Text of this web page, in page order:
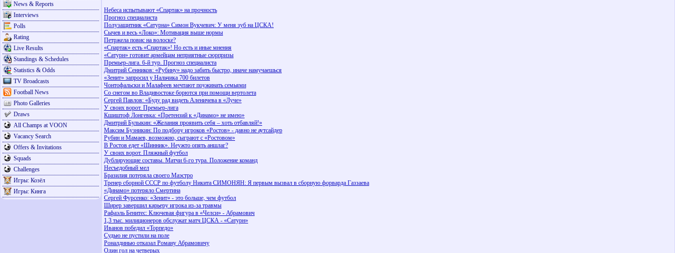
News & Reports
Interviews
Polls
Rating
Live Results
Standings & Schedules
Statistics & Odds
TV Broadcasts
Football News
Photo Galleries
Draws
All Champs at VOON
Vacancy Search
Offers & Invitations
Squads
Challenges
Игры: Козёл
Игры: Кинга
Небеса испытывают «Спартак» на прочность
Прогноз специалиста
Полузащитник «Сатурна» Симон Вукчевич: У меня зуб на ЦСКА!
Сычев и весь «Локо»: Мотивация выше нормы
Петржела повис на волоске?
«Спартак» есть «Спартак»! Но есть и иные мнения
«Сатурн» готовит армейцам неприятные сюрпризы
Премьер-лига. 6-й тур. Прогноз специалиста
Дмитрий Сенников: «Рубину» надо забить быстро, иначе намучаешься
«Зенит» запросил у Нальчика 700 билетов
Чонтофальски и Малафеев мечтают поужинать семьями
Со снегом во Владивостоке борются при помощи вертолета
Сергей Павлов: «Буду рад видеть Аленичева в «Луче»
У своих ворот. Премьер-лига
Кшиштоф Лонгевка: «Претензий к «Динамо» не имею»
Дмитрий Булыкин: «Желания проявить себя – хоть отбавляй!»
Максим Бузникин: По подбору игроков «Ростов» - давно не аутсайдер
Рубин и Мамаев, возможно, сыграют с «Ростовом»
В Ростов едет «Шинник». Неужто опять аншлаг?
У своих ворот. Пляжный футбол
Дублирующие составы. Матчи 6-го тура. Положение команд
Несъедобный мел
Бразилия потеряла своего Маэстро
Тренер сборной СССР по футболу Никита СИМОНЯН: Я первым вызвал в сборную форварда Газзаева
«Динамо» потеряло Смертина
Сергей Фурсенко: «Зенит» - это больше, чем футбол
Ширер завершил карьеру игрока из-за травмы
Рафаэль Бенитес: Ключевая фигура в «Челси» - Абрамович
1,3 тыс. милиционеров обслужат матч ЦСКА - «Сатурн»
Иванов победил «Торпедо»
Судью не пустили на поле
Роналдинью отказал Роману Абрамовичу
Один гол на четверых